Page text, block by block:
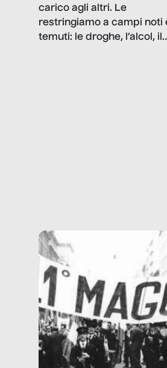
carico agli altri. Le
restringiamo a campi noti
temuti: le droghe, l’alcol, il
come.